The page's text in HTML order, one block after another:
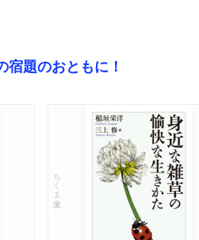
題のおともに！
ちくま文庫